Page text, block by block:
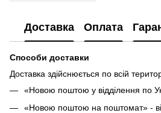
Доставка Оплата
Способи доставки
Доставка здійснюється по всій
«Новою поштою у відділення по
«Новою поштою на поштомат» -